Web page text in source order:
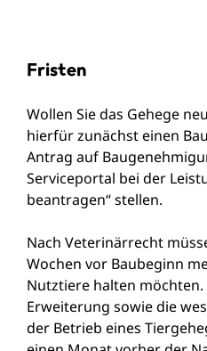
Fristen
Wollen Sie das Gehege
hierfür zunächst einen
Antrag auf
Serviceportal bei der
beantragen“stellen.
Nach Veterinärrecht
Wochen vor Baubeginn
Nutztiere halten
Erweiterung sowie die
der Betrieb eines